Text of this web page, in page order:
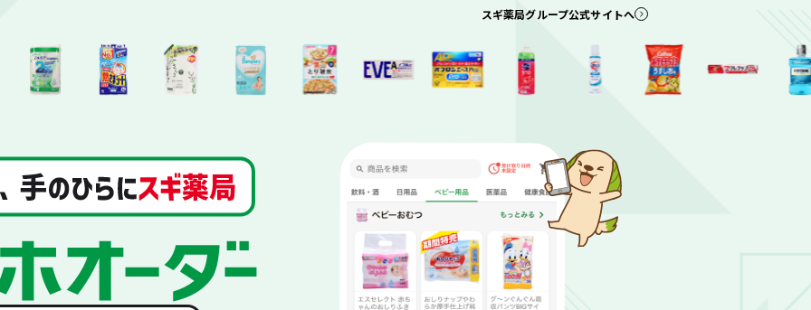
スギ薬局グループ公式サイトへ